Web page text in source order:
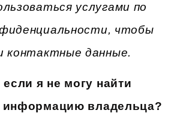
услугами по
чтобы
контактные данные.
если я не могу найти
информацию владельца?